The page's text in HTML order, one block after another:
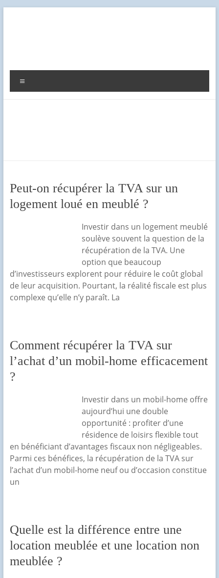
Diag
Expert
Peut-on récupérer la TVA sur un
logement loué en meublé ?
Investir dans un logement meublé
soulève souvent la question de la
récupération de la TVA. Une
option que beaucoup
d’investisseurs explorent pour réduire le coût global
de leur acquisition. Pourtant, la réalité fiscale est plus
complexe qu’elle n’y paraît. La
Comment récupérer la TVA sur
l’achat d’un mobil-home efficacement
?
Investir dans un mobil-home offre
aujourd’hui une double
opportunité : profiter d’une
résidence de loisirs flexible tout
en bénéficiant d’avantages fiscaux non négligeables.
Parmi ces bénéfices, la récupération de la TVA sur
l’achat d’un mobil-home neuf ou d’occasion constitue
un
Quelle est la différence entre une
location meublée et une location non
meublée ?